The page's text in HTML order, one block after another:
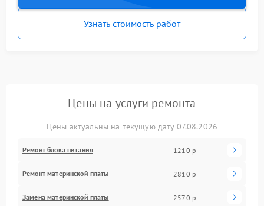
Узнать стоимость работ
Цены на услуги ремонта
Цены актуальны на текущую дату 07.08.2026
Ремонт блока питания 1210 р
Ремонт материнской платы 2810 р
Замена материнской платы 2570 р